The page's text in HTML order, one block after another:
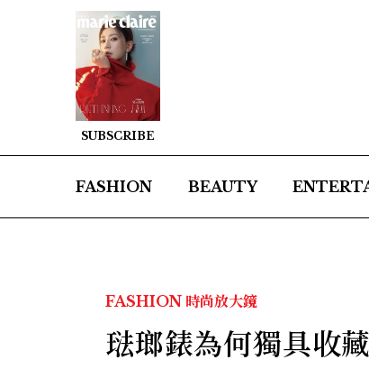
SUBSCRIBE
FASHION BEAUTY
FASHION 時尚放大鏡
琺瑯錶為何獨具收